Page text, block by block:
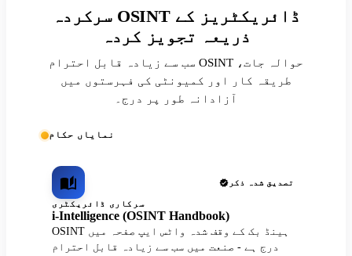
سرکردہ OSINT ڈائریکٹریز کے
ذریعہ تجویز کردہ
سب سے زیادہ قابل احترام OSINT حوالہ جات،
طریقہ کار اور کمیونٹی کی فہرستوں میں
آزادانہ طور پر درج۔
نمایاں حکام
تصدیق شدہ ذکر
سرکاری ڈائریکٹری
i-Intelligence (OSINT Handbook)
OSINT ہینڈ بک کے وقف شدہ واٹس ایپ صفحہ میں
درج ہے - صنعت میں سب سے زیادہ قابل احترام